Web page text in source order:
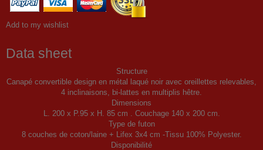
Add to my wishlist
Data sheet
Structure
Canapé convertible design en métal laqué noir avec oreillettes relevables,
4 inclinaisons, bi-lattes en multiplis hêtre.
Dimensions
L. 200 x P.95 x H. 85 cm . Couchage 140 x 200 cm.
Type de futon
8 couches de coton/laine + Lifex 3x4 cm -Tissu 100% Polyester.
Disponibilité